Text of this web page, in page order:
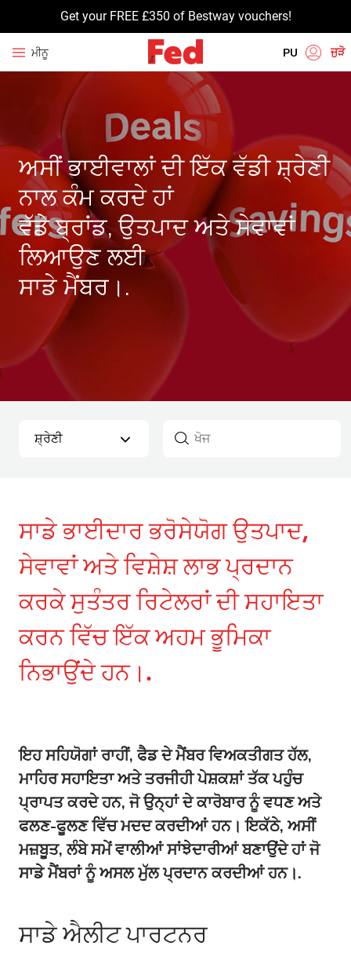
Get your FREE £350 of Bestway vouchers!
ਮੀਨੂ PU
UR
BN
TA
ਜੁੜੋ
ਅਸੀਂ ਭਾਈਵਾਲਾਂ ਦੀ ਇੱਕ ਵੱਡੀ ਸ਼੍ਰੇਣੀ
ਨਾਲ ਕੰਮ ਕਰਦੇ ਹਾਂ
ਵੱਡੇ ਬ੍ਰਾਂਡ, ਉਤਪਾਦ ਅਤੇ ਸੇਵਾਵਾਂ
ਲਿਆਉਣ ਲਈ
ਸਾਡੇ ਮੈਂਬਰ।.
ਸਾਡੇ ਭਾਈਦਾਰ ਭਰੋਸੇਯੋਗ ਉਤਪਾਦ,
ਸੇਵਾਵਾਂ ਅਤੇ ਵਿਸ਼ੇਸ਼ ਲਾਭ ਪ੍ਰਦਾਨ
ਕਰਕੇ ਸੁਤੰਤਰ ਰਿਟੇਲਰਾਂ ਦੀ ਸਹਾਇਤਾ
ਕਰਨ ਵਿੱਚ ਇੱਕ ਅਹਮ ਭੂਮਿਕਾ
ਨਿਭਾਉਂਦੇ ਹਨ।.
ਇਹ ਸਹਿਯੋਗਾਂ ਰਾਹੀਂ, ਫੈਡ ਦੇ ਮੈਂਬਰ ਵਿਅਕਤੀਗਤ ਹੱਲ,
ਮਾਹਿਰ ਸਹਾਇਤਾ ਅਤੇ ਤਰਜੀਹੀ ਪੇਸ਼ਕਸ਼ਾਂ ਤੱਕ ਪਹੁੰਚ
ਪ੍ਰਾਪਤ ਕਰਦੇ ਹਨ, ਜੋ ਉਨ੍ਹਾਂ ਦੇ ਕਾਰੋਬਾਰ ਨੂੰ ਵਧਣ ਅਤੇ
ਫਲਣ-ਫੂਲਣ ਵਿੱਚ ਮਦਦ ਕਰਦੀਆਂ ਹਨ। ਇਕੱਠੇ, ਅਸੀਂ
ਮਜ਼ਬੂਤ, ਲੰਬੇ ਸਮੇਂ ਵਾਲੀਆਂ ਸਾਂਝੇਦਾਰੀਆਂ ਬਣਾਉਂਦੇ ਹਾਂ ਜੋ
ਸਾਡੇ ਮੈਂਬਰਾਂ ਨੂੰ ਅਸਲ ਮੁੱਲ ਪ੍ਰਦਾਨ ਕਰਦੀਆਂ ਹਨ।.
ਸਾਡੇ ਐਲੀਟ ਪਾਰਟਨਰ